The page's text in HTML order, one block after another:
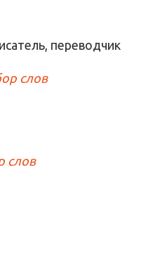
переводчик
слов
слов